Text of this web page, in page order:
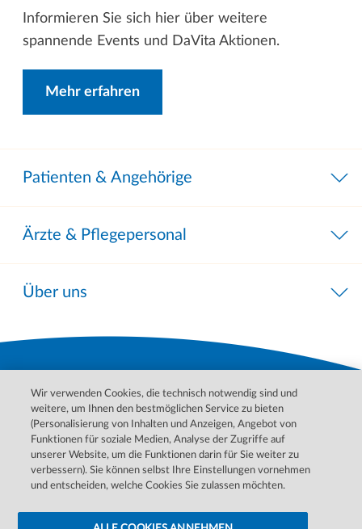
Informieren Sie sich hier über weitere
spannende Events und DaVita Aktionen.
Mehr erfahren
Patienten & Angehörige
Ärzte & Pflegepersonal
Über uns
Bitte wenden Sie sich für Behandlungen, Diagnosen und
Informationen zu Ihren Erkrankungen an Ihren Arzt. Im Notfall
Wir verwenden Cookies, die technisch notwendig sind und
weitere, um Ihnen den bestmöglichen Service zu bieten
(Personalisierung von Inhalten und Anzeigen, Angebot von
Funktionen für soziale Medien, Analyse der Zugriffe auf
unserer Website, um die Funktionen darin für Sie weiter zu
verbessern). Sie können selbst Ihre Einstellungen vornehmen
und entscheiden, welche Cookies Sie zulassen möchten.